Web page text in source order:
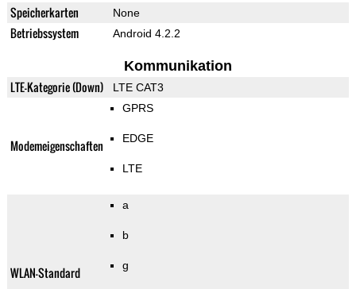
Speicherkarten
None
Betriebssystem Android 4.2.2
Kommunikation
LTE-Kategorie (Down) LTE CAT3
Modemeigenschaften
GPRS
EDGE
LTE
WLAN-Standard
a
b
g